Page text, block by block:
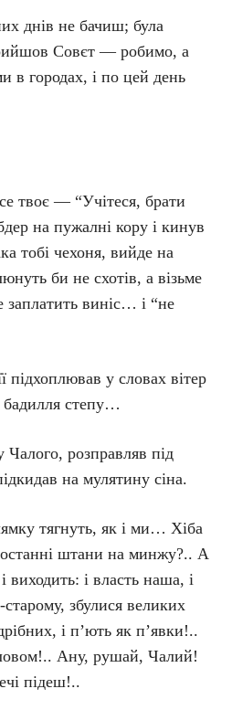
днів не бачиш; була
Совєт — робимо, а
в городах, і по цей день
твоє — “Учітеся, брати
на пужалні кору і кинув
тобі чехоня, вийде на
би не схотів, а візьме
виніс… і “не
підхоплював у словах вітер
бадилля степу…
Чалого, розправляв під
на мулятину сіна.
тягнуть, як і ми… Хіба
штани на минжу?.. А
виходить: і власть наша, і
збулися великих
і п’ють як п’явки!..
Ану, рушай, Чалий!
підеш!..